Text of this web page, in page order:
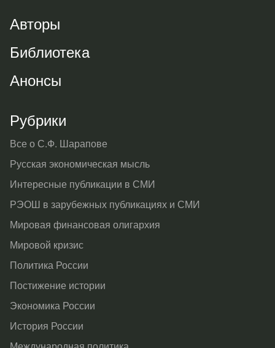
Авторы
Библиотека
Анонсы
Рубрики
Все о С.Ф. Шарапове
Русская экономическая мысль
Интересные публикации в СМИ
РЭОШ в зарубежных публикациях и СМИ
Мировая финансовая олигархия
Мировой кризис
Политика России
Постижение истории
Экономика России
История России